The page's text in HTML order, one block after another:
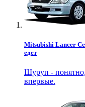
Mitsubishi Lancer
едет
Шуруп -
впервые.